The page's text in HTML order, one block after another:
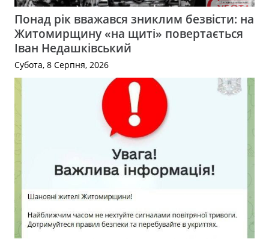
Понад рік вважався зниклим безвісти: на
Житомирщину «на щиті» повертається
Іван Недашківський
Субота, 8 Серпня, 2026